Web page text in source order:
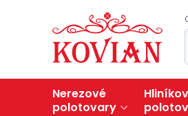
Nerezové
polotovary